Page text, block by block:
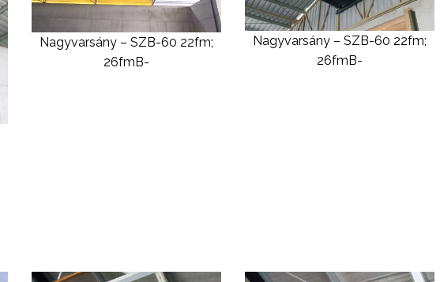
Nagyvarsány – SZB-60 22fm;
26fmB-
Nagyvarsány – SZB-60 22fm;
26fmB-